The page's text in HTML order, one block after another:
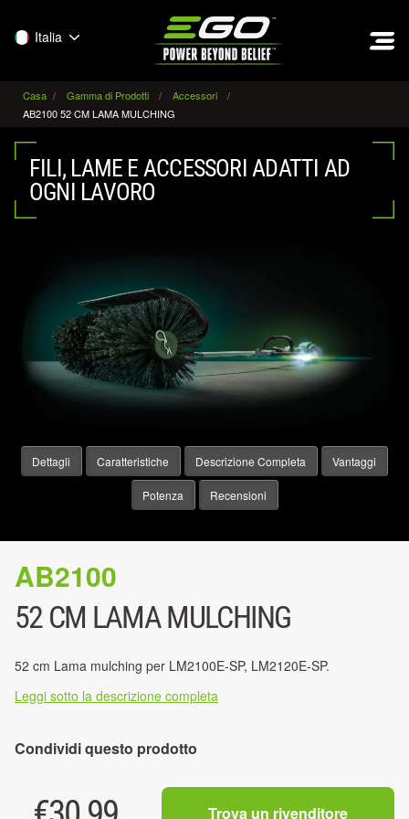
Italia
Casa Gamma di Prodotti
Accessori
AB2100 52 CM LAMA MULCHING
FILI, LAME E ACCESSORI ADATTI AD
OGNI LAVORO
Dettagli Caratteristiche Descrizione Completa Vantaggi
Potenza Recensioni
AB2100
52 CM LAMA MULCHING
52 cm Lama mulching per LM2100E-SP, LM2120E-SP.
Leggi sotto la descrizione completa
Condividi questo prodotto
Trova un rivenditore